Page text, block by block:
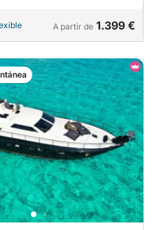
A partir de 1.399 €